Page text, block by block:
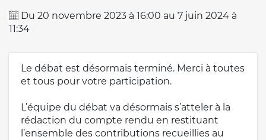
Du 20 novembre 2023 à 16:00 au 7 juin 2024 à
11:34
Le débat est désormais terminé. Merci à toutes
et tous pour votre participation.
L’équipe du débat va désormais s’atteler à la
rédaction du compte rendu en restituant
l’ensemble des contributions recueillies au